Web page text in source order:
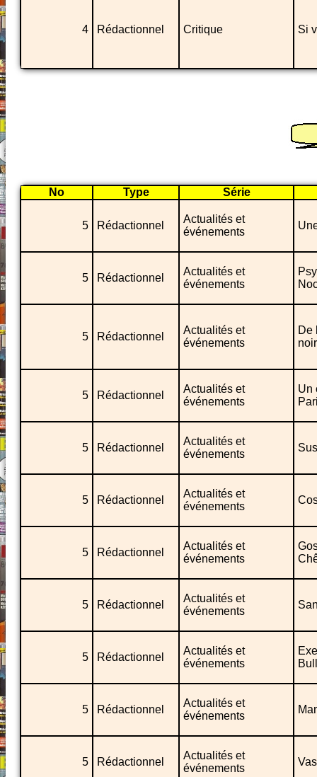
4 Rédactionnel Critique Si
No Type Série
5 Rédactionnel
Actualités et
événements
5 Rédactionnel
Actualités et
événements
5 Rédactionnel
Actualités et
événements
De
5 Rédactionnel
Actualités et
événements
Un
5 Rédactionnel
Actualités et
événements
5 Rédactionnel
Actualités et
événements
5 Rédactionnel
Actualités et
événements
5 Rédactionnel
Actualités et
événements
5 Rédactionnel
Actualités et
événements
5 Rédactionnel
Actualités et
événements
5 Rédactionnel
Actualités et
événements